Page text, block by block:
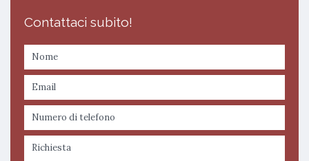
Contattaci subito!